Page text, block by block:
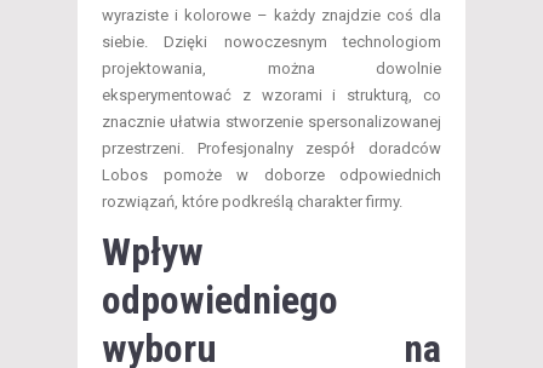
wyraziste i kolorowe – każdy znajdzie coś dla
siebie. Dzięki nowoczesnym technologiom
projektowania, można dowolnie
eksperymentować z wzorami i strukturą, co
znacznie ułatwia stworzenie spersonalizowanej
przestrzeni. Profesjonalny zespół doradców
Lobos pomoże w doborze odpowiednich
rozwiązań, które podkreślą charakter firmy.
Wpływ
odpowiedniego
wyboru na